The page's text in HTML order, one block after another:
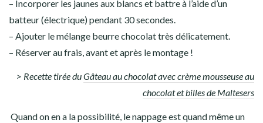
– Incorporer les jaunes aux blancs et battre à l’aide d’un
batteur (électrique) pendant 30 secondes.
– Ajouter le mélange beurre chocolat très délicatement.
– Réserver au frais, avant et après le montage !
> Recette tirée duGâteau au chocolat avec crème mousseuse au
chocolat et billes de Maltesers
Quand on en a la possibilité, le nappage est quand même un